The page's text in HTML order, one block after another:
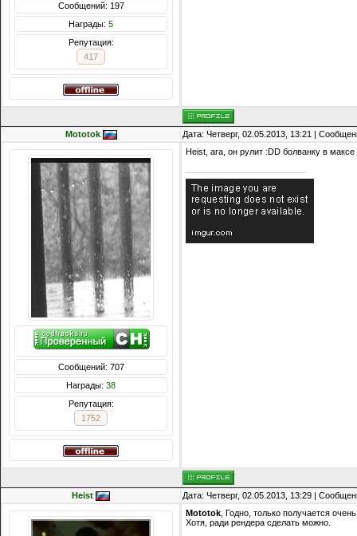
Сообщений: 197
Награды: 5
Репутация:
417
Mototok Дата: Четверг, 02.05.2013, 13:21 |
Сообщений: 707
Награды: 38
Репутация:
1752
Heist, ага, он рулит :DD болванку в максе
Heist Дата: Четверг, 02.05.2013, 13:29 |
Mototok , Годно, только получается
Хотя, ради рендера сделать можно.